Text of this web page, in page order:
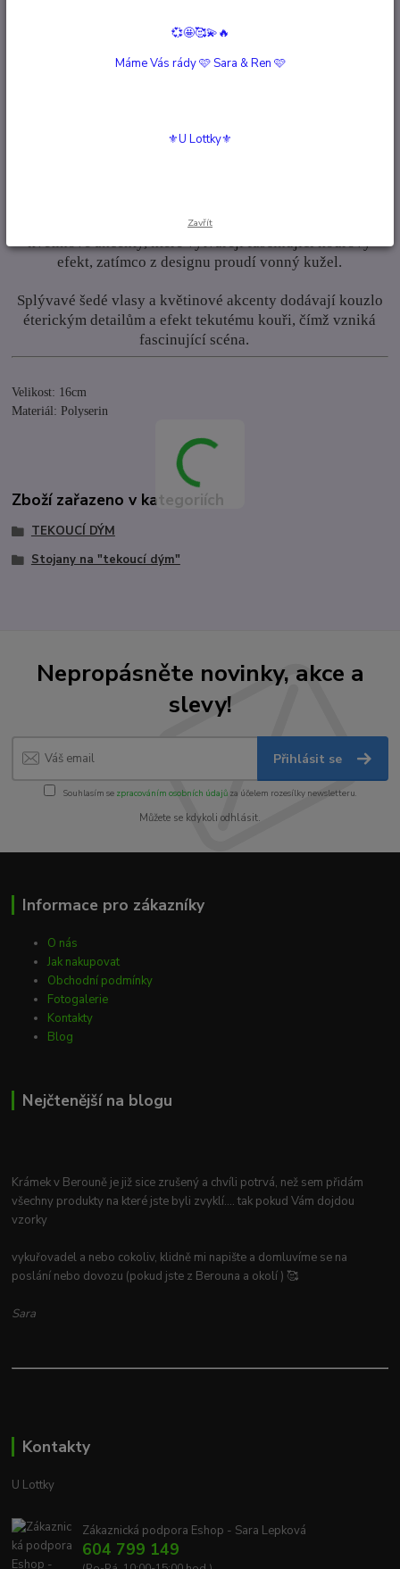
Ručně malované detaily, splývavé šedé vlasy a šedé
efekt, zatímco z designu proudí vonný kužel.
Splývavé šedé vlasy a květinové akcenty dodávají kouzlo
éterickým detailům a efekt tekutému kouři, čímž vzniká
fascinující scéna.
Velikost: 16cm
Materiál: Polyserin
Zboží zařazeno v kategoriích
TEKOUCÍ DÝM
Stojany na "tekoucí dým"
Nepropásněte novinky, akce a
slevy!
Přihlásit se
Souhlasím se zpracováním osobních údajůza účelem rozesílky newsletteru.
Můžete se kdykoli odhlásit.
Informace pro zákazníky
O nás
Jak nakupovat
Obchodní podmínky
Fotogalerie
Kontakty
Blog
Nejčtenější na blogu
Krámek v Berouně je již sice zrušený a chvíli potrvá, než sem přidám
všechny produkty na které jste byli zvyklí.... tak pokud Vám dojdou
vzorky
vykuřovadel a nebo cokoliv, klidně mi napište a domluvíme se na
poslání nebo dovozu (pokud jste z Berouna a okolí ) 🥰
Sara
Kontakty
U Lottky
Zákaznická podpora Eshop - Sara Lepková
604 799 149
💞🤩🥰💫🔥
Máme Vás rády 🩷 Sara & Ren 🩷
⚜️U Lottky⚜️
Zavřít